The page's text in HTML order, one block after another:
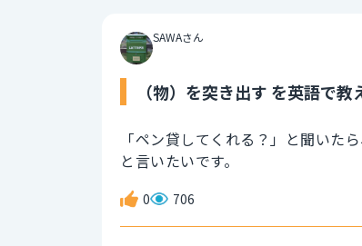
SAWAさん
（物）を突き出す を英語で教
「ペン貸してくれる？」と聞いた
と言いたいです。
0 706